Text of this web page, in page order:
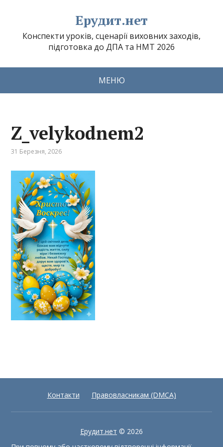
Ерудит.нет
Конспекти уроків, сценарії виховних заходів,
підготовка до ДПА та НМТ 2026
МЕНЮ
Z_velykodnem2
31 Березня, 2026
Контакти Правовласникам (DMCA)
Ерудит.нет © 2026